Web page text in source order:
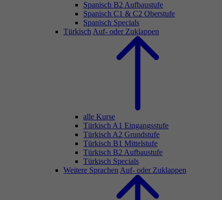
Spanisch B2 Aufbaustufe
Spanisch C1 & C2 Oberstufe
Spanisch Specials
Türkisch Auf- oder Zuklappen
alle Kurse
Türkisch A1 Eingangsstufe
Türkisch A2 Grundstufe
Türkisch B1 Mittelstufe
Türkisch B2 Aufbaustufe
Türkisch Specials
Weitere Sprachen Auf- oder Zuklappen